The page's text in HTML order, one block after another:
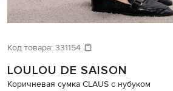
Давайте подберем что-то еще
Похожие товары
Код товара: 331154
LOULOU DE SAISON
Коричневая сумка CLAUS с нубуком